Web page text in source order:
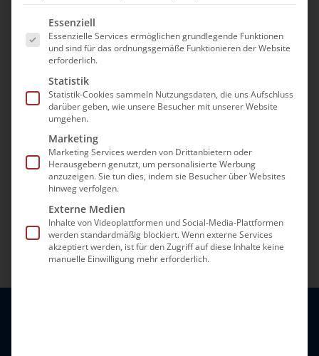
Angemeldet bleiben
Passwort vergessen?
Sie sind noch kein Mitglied?
Dann können Sie sich hier registrieren.
Es folgt eine Liste der Service-Gruppen, für die
Essenziell
Essenzielle Services ermöglichen grundlegende Funktionen
und sind für das ordnungsgemäße Funktionieren der Website
erforderlich.
Statistik
Statistik-Cookies sammeln Nutzungsdaten, die uns Aufschluss
darüber geben, wie unsere Besucher mit unserer Website
umgehen.
Marketing
Marketing Services werden von Drittanbietern oder
Herausgebern genutzt, um personalisierte Werbung
anzuzeigen. Sie tun dies, indem sie Besucher über Websites
hinweg verfolgen.
Externe Medien
Inhalte von Videoplattformen und Social-Media-Plattformen
werden standardmäßig blockiert. Wenn externe Services
akzeptiert werden, ist für den Zugriff auf diese Inhalte keine
manuelle Einwilligung mehr erforderlich.